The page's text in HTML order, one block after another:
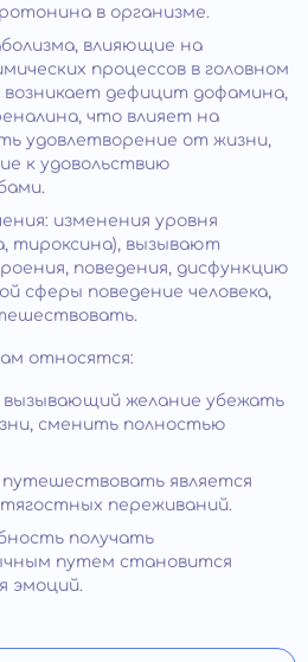
в организме.
влияющие на
процессов в головном
возникает дефицит дофамина,
что влияет на
удовлетворение от жизни,
к удовольствию
изменения уровня
тироксина), вызывают
поведения, дисфункцию
сферы поведение человека,
относятся:
вызывающий желание убежать
сменить полностью
путешествовать является
переживаний.
получать
путем становится
эмоций.